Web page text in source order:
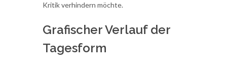
Kritik verhindern möchte.
Grafischer Verlauf der
Tagesform